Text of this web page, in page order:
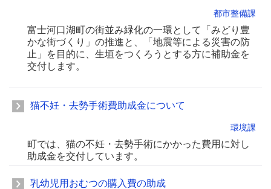
都市整備課
富士河口湖町の街並み緑化の一環として「みどり豊
かな街づくり」の推進と、「地震等による災害の防
止」を目的に、生垣をつくろうとする方に補助金を
交付します。
猫不妊・去勢手術費助成金について
環境課
町では、猫の不妊・去勢手術にかかった費用に対し
助成金を交付しています。
乳幼児用おむつの購入費の助成